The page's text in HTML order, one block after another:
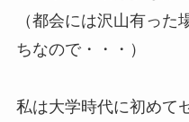
（都会には沢山有っ
ちなので・・・）
私は大学時代に初めて